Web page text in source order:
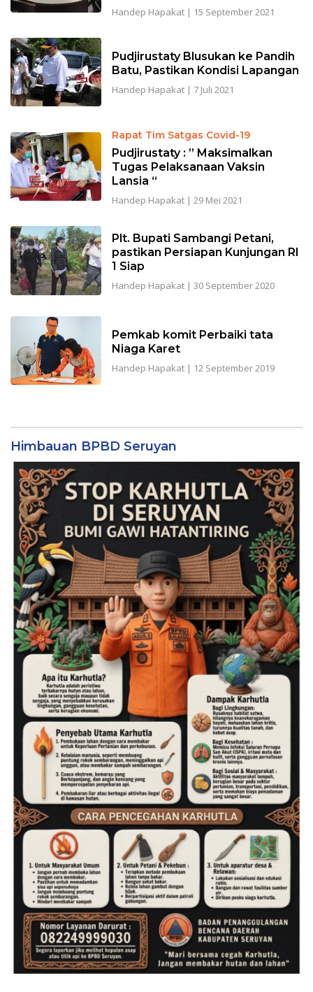
Handep Hapakat| 15 September 2021
Pudjirustaty Blusukan ke Pandih
Batu, Pastikan Kondisi Lapangan
Handep Hapakat| 7 Juli 2021
Rapat Tim Satgas Covid-19
Pudjirustaty : ” Maksimalkan
Tugas Pelaksanaan Vaksin
Lansia “
Handep Hapakat| 29 Mei 2021
Plt. Bupati Sambangi Petani,
pastikan Persiapan Kunjungan RI
1 Siap
Handep Hapakat| 30 September 2020
Pemkab komit Perbaiki tata
Niaga Karet
Handep Hapakat| 12 September 2019
Himbauan BPBD Seruyan